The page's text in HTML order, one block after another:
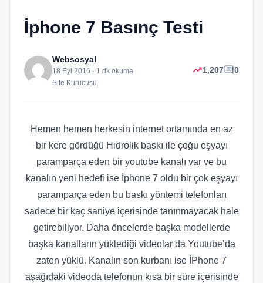
İphone 7 Basınç Testi
Websosyal
18 Eyl 2016 · 1 dk okuma
Site Kurucusu.
trending_up1,207comment0
Hemen hemen herkesin internet ortamında en az
bir kere gördüğü Hidrolik baskı ile çoğu eşyayı
paramparça eden bir youtube kanalı var ve bu
kanalın yeni hedefi ise İphone 7 oldu bir çok eşyayı
paramparça eden bu baskı yöntemi telefonları
sadece bir kaç saniye içerisinde tanınmayacak hale
getirebiliyor. Daha öncelerde başka modellerde
başka kanalların yüklediği videolar da Youtube’da
zaten yüklü. Kanalın son kurbanı ise İPhone 7
aşağıdaki videoda telefonun kısa bir süre içerisinde